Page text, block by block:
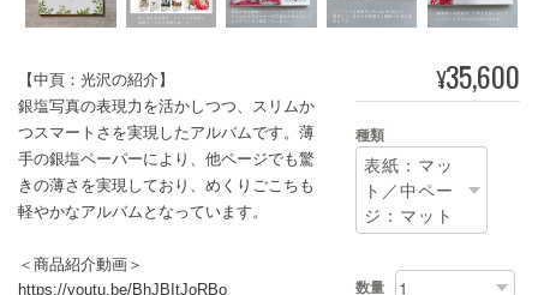
【中頁：光沢の紹介】
銀塩写真の表現力を活かしつつ、スリムか
つスマートさを実現したアルバムです。薄
手の銀塩ペーパーにより、他ページでも驚
きの薄さを実現しており、めくりごこちも
軽やかなアルバムとなっています。
＜商品紹介動画＞
https://youtu.be/BhJBItJoRBo
¥35,600
種類
数量